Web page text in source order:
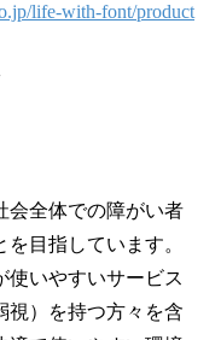
life-with-font/product
会全体での障がい者
目指しています。
使いやすいサービス
視）を持つ方々を含